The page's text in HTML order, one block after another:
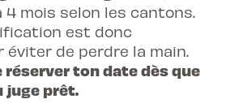
4 mois selon les cantons.
est donc
éviter de perdre la main.
ton date dès que
juge prêt.